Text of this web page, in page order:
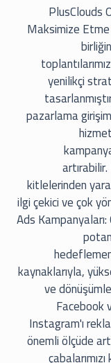
PlusClouds
Maksimize Etme
yenilikçi
pazarlama
kitlelerinden
ilgi çekici ve çok
Ads
kaynaklarıyla,
ve
Facebook
Instagram'ı
önemli ölçüde